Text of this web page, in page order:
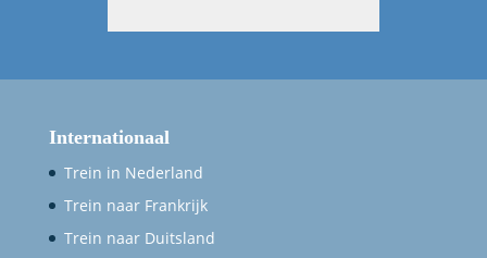
Internationaal
Trein in Nederland
Trein naar Frankrijk
Trein naar Duitsland